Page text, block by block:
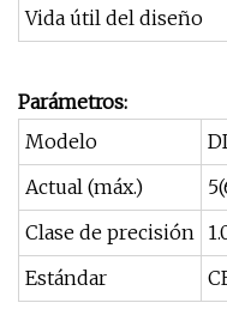
Vida útil del diseño
Parámetros:
Modelo
Actual (máx.)
Clase de precisión
Estándar